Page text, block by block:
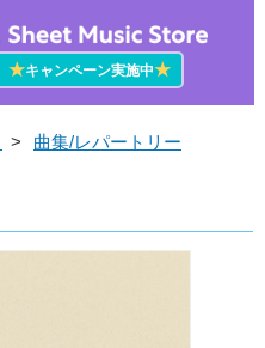
★キャンペーン実施中★
> 曲集/レパートリー